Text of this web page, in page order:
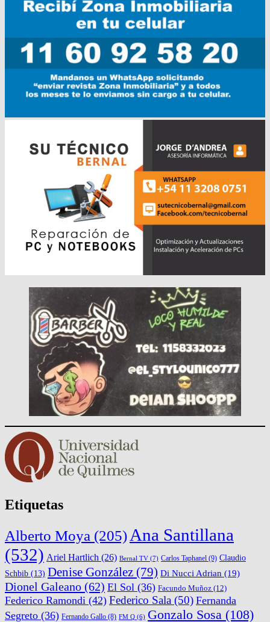
Etiquetas
Alberto Moya (205) Ana Santillana
(532) Ariel Hartlich (26) Bernal TV (7) Carlos Taphanel (9) Claudio
Schbib (13) Denise González (79) Di Nucci Adrian (19)
Dionel Galeano (62) El Sol (36) Facundo Muñoz (12)
Federico Ramondi (42) Federico Sala (50) Fernanda
Segreto (36) Fernando Gallo (8) FM Q (6) Gonzalo Sosa (108)